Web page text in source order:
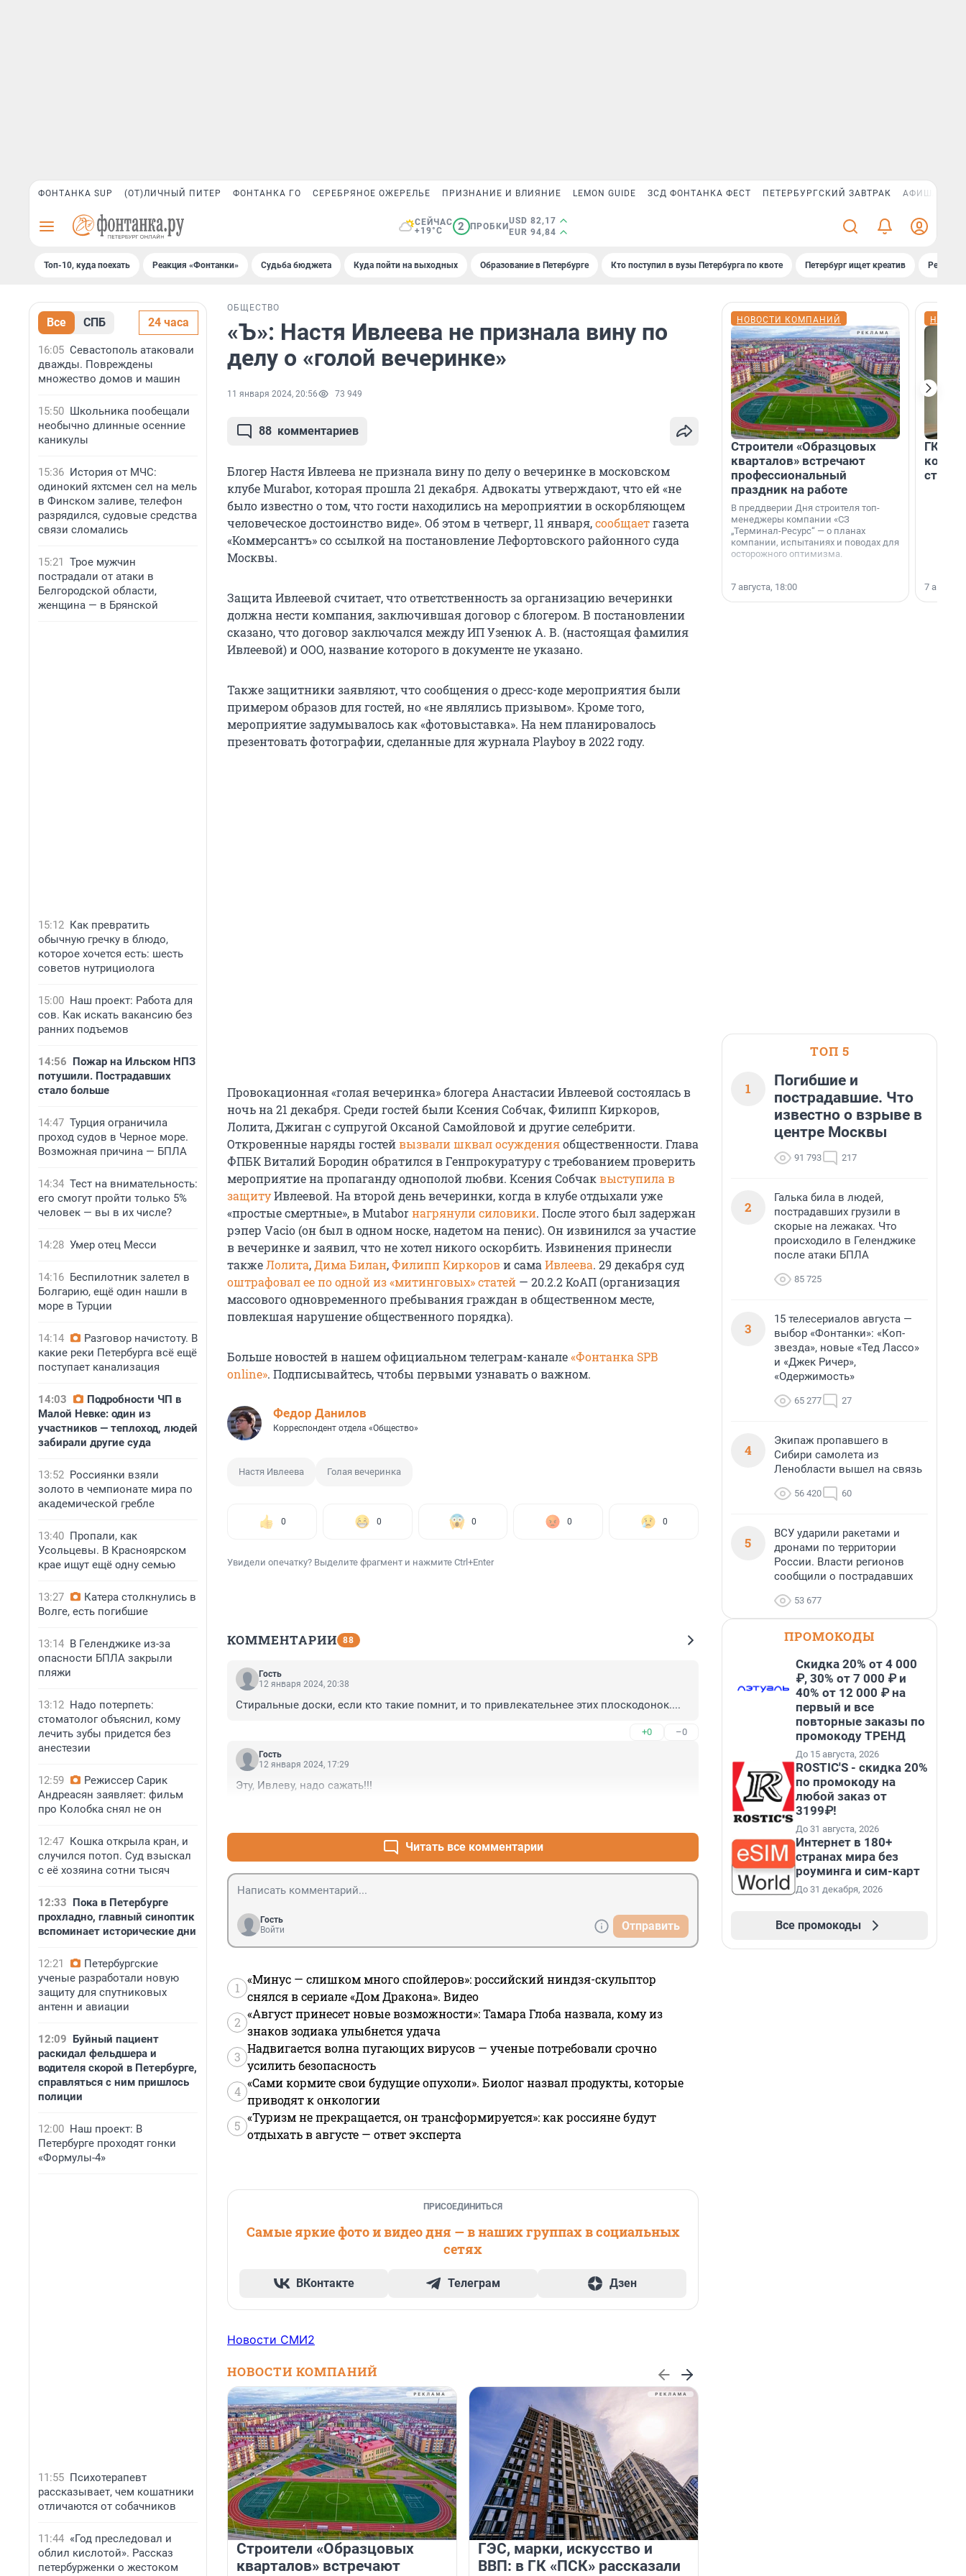
ФОНТАНКА SUP (ОТ)ЛИЧНЫЙ ПИТЕР ФОНТАНКА ГО СЕРЕБРЯНОЕ ОЖЕРЕЛЬЕ ПРИЗНАНИЕ И ВЛИЯНИЕ LEMON GUIDE ЗСД ФОНТАНКА ФЕСТ ПЕТЕРБУРГСКИЙ ЗАВТРАК АФИША PLUS
СЕЙЧАС
+19°C
2 ПРОБКИ
USD 82,17
EUR 94,84
Топ-10, куда поехать Реакция «Фонтанки» Судьба бюджета Куда пойти на выходных Образование в Петербурге Кто поступил в вузы Петербурга по квоте Петербург ищет креатив
Все СПБ 24 часа
16:05 Севастополь атаковали
дважды. Повреждены
множество домов и машин
15:50 Школьника пообещали
необычно длинные осенние
каникулы
15:36 История от МЧС:
одинокий яхтсмен сел на мель
в Финском заливе, телефон
разрядился, судовые средства
связи сломались
15:21 Трое мужчин
пострадали от атаки в
Белгородской области,
женщина — в Брянской
15:12 Как превратить
обычную гречку в блюдо,
которое хочется есть: шесть
советов нутрициолога
15:00 Наш проект: Работа для
сов. Как искать вакансию без
ранних подъемов
14:56 Пожар на Ильском НПЗ
потушили. Пострадавших
стало больше
14:47 Турция ограничила
проход судов в Черное море.
Возможная причина — БПЛА
14:34 Тест на внимательность:
его смогут пройти только 5%
человек — вы в их числе?
14:28 Умер отец Месси
14:16 Беспилотник залетел в
Болгарию, ещё один нашли в
море в Турции
14:14
Разговор начистоту. В
какие реки Петербурга всё ещё
поступает канализация
14:03
Подробности ЧП в
Малой Невке: один из
участников — теплоход, людей
забирали другие суда
13:52 Россиянки взяли
золото в чемпионате мира по
академической гребле
13:40 Пропали, как
Усольцевы. В Красноярском
крае ищут ещё одну семью
13:27
Катера столкнулись в
Волге, есть погибшие
13:14 В Геленджике из-за
опасности БПЛА закрыли
пляжи
13:12 Надо потерпеть:
стоматолог объяснил, кому
лечить зубы придется без
анестезии
12:59
Режиссер Сарик
Андреасян заявляет: фильм
про Колобка снял не он
12:47 Кошка открыла кран, и
случился потоп. Суд взыскал
с её хозяина сотни тысяч
12:33 Пока в Петербурге
прохладно, главный синоптик
вспоминает исторические дни
12:21
Петербургские
ученые разработали новую
защиту для спутниковых
антенн и авиации
12:09 Буйный пациент
раскидал фельдшера и
водителя скорой в Петербурге,
справляться с ним пришлось
полиции
12:00 Наш проект: В
Петербурге проходят гонки
«Формулы-4»
11:55 Психотерапевт
рассказывает, чем кошатники
отличаются от собачников
11:44 «Год преследовал и
облил кислотой». Рассказ
петербурженки о жестоком
ОБЩЕСТВО
«Ъ»: Настя Ивлеева не признала вину по
делу о «голой вечеринке»
11 января 2024, 20:56 73 949
88 комментариев
Блогер Настя Ивлеева не признала вину по делу о вечеринке в московском
клубе Murabor, которая прошла 21 декабря. Адвокаты утверждают, что ей «не
было известно о том, что гости находились на мероприятии в оскорбляющем
человеческое достоинство виде». Об этом в четверг, 11 января,сообщаетгазета
«Коммерсантъ» со ссылкой на постановление Лефортовского районного суда
Москвы.
Защита Ивлеевой считает, что ответственность за организацию вечеринки
должна нести компания, заключившая договор с блогером. В постановлении
сказано, что договор заключался между ИП Узенюк А. В. (настоящая фамилия
Ивлеевой) и ООО, название которого в документе не указано.
Также защитники заявляют, что сообщения о дресс-коде мероприятия были
примером образов для гостей, но «не являлись призывом». Кроме того,
мероприятие задумывалось как «фотовыставка». На нем планировалось
презентовать фотографии, сделанные для журнала Playboy в 2022 году.
Провокационная «голая вечеринка» блогера Анастасии Ивлеевой состоялась в
ночь на 21 декабря. Среди гостей были Ксения Собчак, Филипп Киркоров,
Лолита, Джиган с супругой Оксаной Самойловой и другие селебрити.
Откровенные наряды гостейвызвали шквал осужденияобщественности. Глава
ФПБК Виталий Бородин обратился в Генпрокуратуру с требованием проверить
мероприятие на пропаганду однополой любви. Ксения Собчаквыступила в
защитуИвлеевой. На второй день вечеринки, когда в клубе отдыхали уже
«простые смертные», в Mutaborнагрянули силовики. После этого был задержан
рэпер Vacio (он был в одном носке, надетом на пенис). Он извинился за участие
в вечеринке и заявил, что не хотел никого оскорбить. Извинения принесли
такжеЛолита,Дима Билан,Филипп Киркорови сама Ивлеева. 29 декабря суд
оштрафовал ее по одной из «митинговых» статей — 20.2.2 КоАП (организация
массового одновременного пребывания граждан в общественном месте,
повлекшая нарушение общественного порядка).
Больше новостей в нашем официальном телеграм-канале«Фонтанка SPB
online». Подписывайтесь, чтобы первыми узнавать о важном.
Федор Данилов
Корреспондент отдела «Общество»
Настя Ивлеева Голая вечеринка
0 0 0 0 0
Увидели опечатку? Выделите фрагмент и нажмите Ctrl+Enter
КОММЕНТАРИИ 88
Гость
12 января 2024, 20:38
Стиральные доски, если кто такие помнит, и то привлекательнее этих плоскодонок....
+0 –0
Гость
12 января 2024, 17:29
Эту, Ивлеву, надо сажать!!!
Читать все комментарии
Гость
Войти
Отправить
1
«Минус — слишком много спойлеров»: российский ниндзя-скульптор
снялся в сериале «Дом Дракона». Видео
2
«Август принесет новые возможности»: Тамара Глоба назвала, кому из
знаков зодиака улыбнется удача
3
Надвигается волна пугающих вирусов — ученые потребовали срочно
усилить безопасность
4
«Сами кормите свои будущие опухоли». Биолог назвал продукты, которые
приводят к онкологии
5
«Туризм не прекращается, он трансформируется»: как россияне будут
отдыхать в августе — ответ эксперта
ПРИСОЕДИНИТЬСЯ
Самые яркие фото и видео дня — в наших группах в социальных
сетях
ВКонтакте Телеграм Дзен
Новости СМИ2
НОВОСТИ КОМПАНИЙ
Строители «Образцовых
кварталов» встречают
ГЭС, марки, искусство и
ВВП: в ГК «ПСК» рассказали
НОВОСТИ КОМПАНИЙ
Строители «Образцовых
кварталов» встречают
профессиональный
праздник на работе
В преддверии Дня строителя топ-
менеджеры компании «СЗ
„Терминал-Ресурс“ — о планах
компании, испытаниях и поводах для
осторожного оптимизма.
7 августа, 18:00
ГК
7
ТОП 5
1
Погибшие и
пострадавшие. Что
известно о взрыве в
центре Москвы
91 793 217
2
Галька била в людей,
пострадавших грузили в
скорые на лежаках. Что
происходило в Геленджике
после атаки БПЛА
85 725
3
15 телесериалов августа —
выбор «Фонтанки»: «Коп-
звезда», новые «Тед Лассо»
и «Джек Ричер»,
«Одержимость»
65 277 27
4
Экипаж пропавшего в
Сибири самолета из
Ленобласти вышел на связь
56 420 60
5
ВСУ ударили ракетами и
дронами по территории
России. Власти регионов
сообщили о пострадавших
53 677
ПРОМОКОДЫ
Скидка 20% от 4 000
₽, 30% от 7 000 ₽ и
40% от 12 000 ₽ на
первый и все
повторные заказы по
промокоду ТРЕНД
До 15 августа, 2026
ROSTIC'S - скидка 20%
по промокоду на
любой заказ от
3199₽!
До 31 августа, 2026
Интернет в 180+
странах мира без
роуминга и сим-карт
До 31 декабря, 2026
Все промокоды